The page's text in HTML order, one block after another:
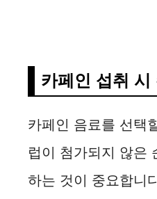
카페인 섭취 시
카페인 음료를 선택
럽이 첨가되지 않은
하는 것이 중요합니